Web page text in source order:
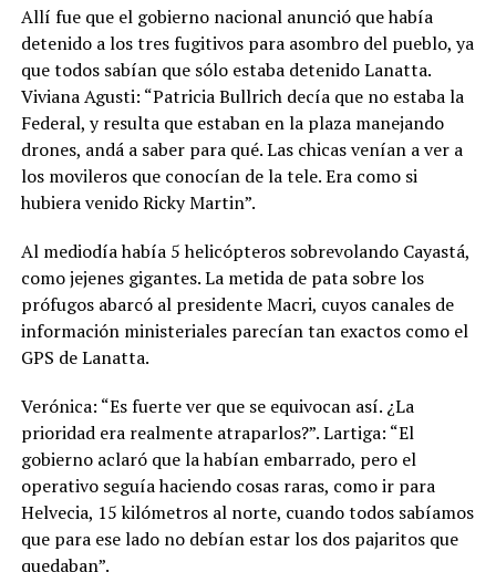
Allí fue que el gobierno nacional anunció que había
detenido a los tres fugitivos para asombro del pueblo, ya
que todos sabían que sólo estaba detenido Lanatta.
Viviana Agusti: “Patricia Bullrich decía que no estaba la
Federal, y resulta que estaban en la plaza manejando
drones, andá a saber para qué. Las chicas venían a ver a
los movileros que conocían de la tele. Era como si
hubiera venido Ricky Martin”.
Al mediodía había 5 helicópteros sobrevolando Cayastá,
como jejenes gigantes. La metida de pata sobre los
prófugos abarcó al presidente Macri, cuyos canales de
información ministeriales parecían tan exactos como el
GPS de Lanatta.
Verónica: “Es fuerte ver que se equivocan así. ¿La
prioridad era realmente atraparlos?”.Lartiga: “El
gobierno aclaró que la habían embarrado, pero el
operativo seguía haciendo cosas raras, como ir para
Helvecia, 15 kilómetros al norte, cuando todos sabíamos
que para ese lado no debían estar los dos pajaritos que
quedaban”.